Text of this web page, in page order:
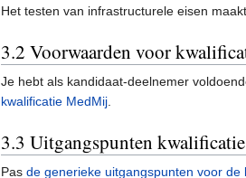
Het testen van infrastructurele eisen
3.2 Voorwaarden voor
Je hebt als kandidaat-deelnemer
kwalificatie MedMij
3.3 Uitgangspunten kwalificatie
Pas de generieke uitgangspunten voor de